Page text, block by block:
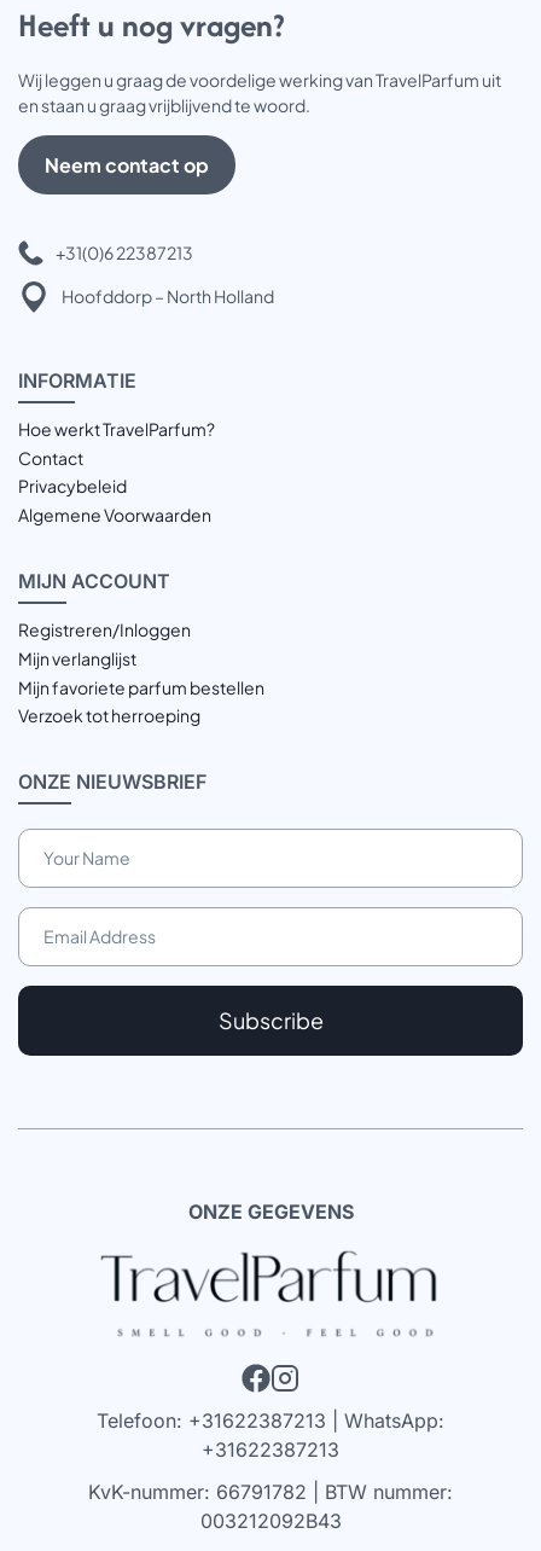
Heeft u nog vragen?
Wij leggen u graag de voordelige werking van TravelParfum uit
en staan u graag vrijblijvend te woord.
Neem contact op
+31(0)6 22387213
Hoofddorp – North Holland
INFORMATIE
Hoe werkt TravelParfum?
Contact
Privacybeleid
Algemene Voorwaarden
MIJN ACCOUNT
Registreren/Inloggen
Mijn verlanglijst
Mijn favoriete parfum bestellen
Verzoek tot herroeping
ONZE NIEUWSBRIEF
Subscribe
ONZE GEGEVENS
Telefoon: +31622387213 | WhatsApp:
+31622387213
KvK-nummer: 66791782 | BTW nummer:
003212092B43